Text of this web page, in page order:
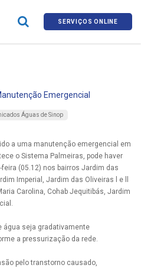
SERVIÇOS ONLINE
Emergencial
Águas de Sinop
a uma manutenção emergencial em
o Sistema Palmeiras, pode haver
(05.12) nos bairros Jardim das
Imperial, Jardim das Oliveiras l e ll
Carolina, Cohab Jequitibás, Jardim
água seja gradativamente
a pressurização da rede.
pelo transtorno causado,